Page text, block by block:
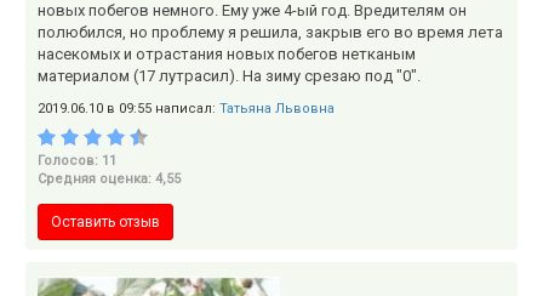
новых побегов немного. Ему уже 4-ый год. Вредителям он
полюбился, но проблему я решила, закрыв его во время лета
насекомых и отрастания новых побегов нетканым
материалом (17 лутрасил). На зиму срезаю под "0".
2019.06.10 в 09:55 написал: Татьяна Львовна
Голосов: 11
Средняя оценка: 4,55
Оставить отзыв